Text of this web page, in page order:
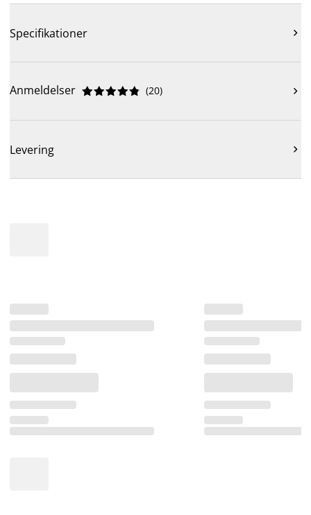
Specifikationer 
Anmeldelser 




 (20) 
Levering 